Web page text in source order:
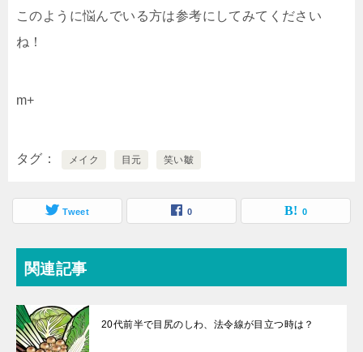
このように悩んでいる方は参考にしてみてください
ね！
m+
タグ メイク 目元 笑い皺
Tweet 0 0
関連記事
20代前半で目尻のしわ、法令線が目立つ時は？